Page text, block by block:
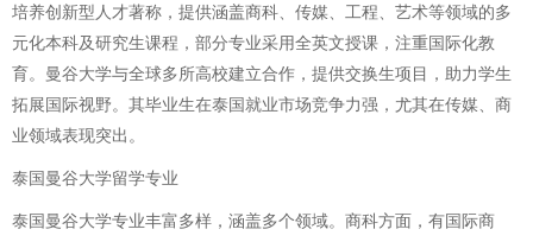
培养创新型人才著称，提供涵盖商科、传媒、工程、艺术等领域的多
元化本科及研究生课程，部分专业采用全英文授课，注重国际化教
育。曼谷大学与全球多所高校建立合作，提供交换生项目，助力学生
拓展国际视野。其毕业生在泰国就业市场竞争力强，尤其在传媒、商
业领域表现突出。
泰国曼谷大学留学专业
泰国曼谷大学专业丰富多样，涵盖多个领域。商科方面，有国际商